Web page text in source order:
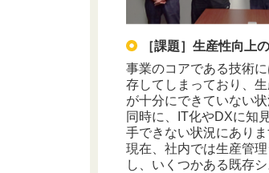
［課題］生産性向上
事業のコアである技術
存してしまっており、
が十分にできていない状
同時に、IT化やDXに知
手できない状況にありま
現在、社内では生産管
し、いくつかある既存